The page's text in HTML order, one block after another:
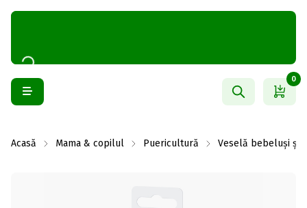
0
Acasă Mama & copilul Puericultură Veselă bebeluși și